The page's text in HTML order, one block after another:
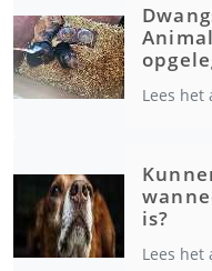
Lees het
is?
Lees het